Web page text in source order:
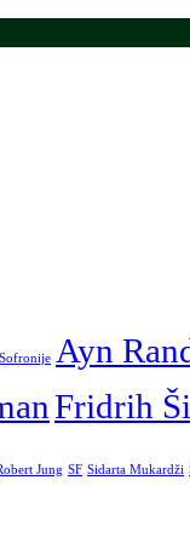
Ayn
Fridrih
Jung SF Sidarta Mukardži